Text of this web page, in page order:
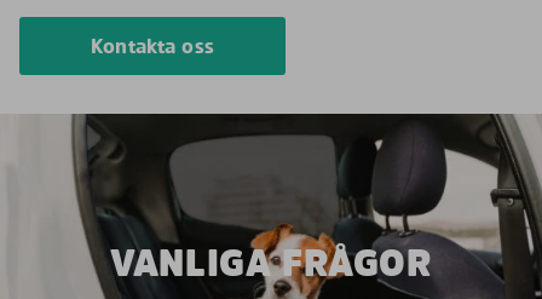
Kontakta oss
VANLIGA FRÅGOR